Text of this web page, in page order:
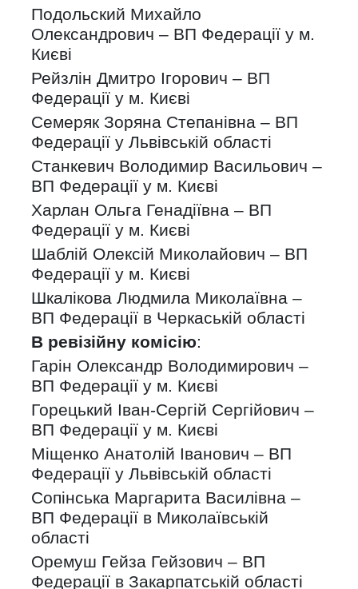
Подольский Михайло
Олександрович – ВП Федерації у м.
Києві
Рейзлін Дмитро Ігорович – ВП
Федерації у м. Києві
Семеряк Зоряна Степанівна – ВП
Федерації у Львівській області
Станкевич Володимир Васильович –
ВП Федерації у м. Києві
Харлан Ольга Генадіївна – ВП
Федерації у м. Києві
Шаблій Олексій Миколайович – ВП
Федерації у м. Києві
Шкалікова Людмила Миколаївна –
ВП Федерації в Черкаській області
В ревізійну комісію:
Гарін Олександр Володимирович –
ВП Федерації у м. Києві
Горецький Іван-Сергій Сергійович –
ВП Федерації у м. Києві
Міщенко Анатолій Іванович – ВП
Федерації у Львівській області
Сопінська Маргарита Василівна –
ВП Федерації в Миколаївській
області
Оремуш Гейза Гейзович – ВП
Федерації в Закарпатській області